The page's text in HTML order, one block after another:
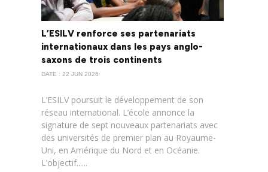
L’ESILV renforce ses partenariats
internationaux dans les pays anglo-
saxons de trois continents
DATE : 22 JUN 2026
L’ESILV poursuit le développement de son
réseau international. L’école annonce la
signature de sept nouveaux partenariats avec
des universités de premier plan au Royaume-
Uni, en Amérique du Nord et en Océanie.
L’objectif......